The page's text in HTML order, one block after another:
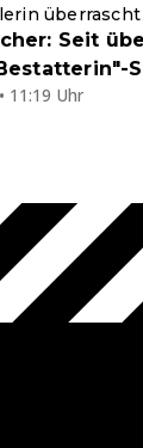
Seit
11:19 Uhr